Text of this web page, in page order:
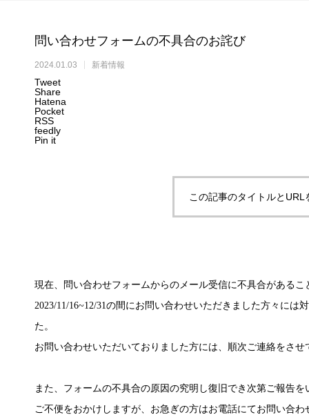
問い合わせフォームの不具合のお詫び
2024.01.03 新着情報
Tweet
Share
Hatena
Pocket
RSS
feedly
Pin it
この記事のタイトルとURL
現在、問い合わせフォームからのメール受信に不具合があるこ
2023/11/16~12/31の間にお問い合わせいただきました方々には
た。
お問い合わせいただいておりました方には、順次ご連絡をさせ
また、フォームの不具合の原因の究明し復旧でき次第ご報告を
ご不便をおかけしますが、お急ぎの方はお電話にてお問い合